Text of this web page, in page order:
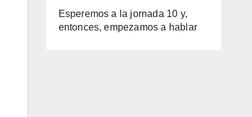
Esperemos a la jornada 10 y,
entonces, empezamos a hablar